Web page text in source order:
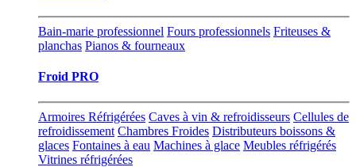
Bain-marie professionnel Fours professionnels Friteuses &
planchas Pianos & fourneaux
Froid PRO
Armoires Réfrigérées Caves à vin & refroidisseurs Cellules de
refroidissement Chambres Froides Distributeurs boissons &
glaces Fontaines à eau Machines à glace Meubles réfrigérés
Vitrines réfrigérées